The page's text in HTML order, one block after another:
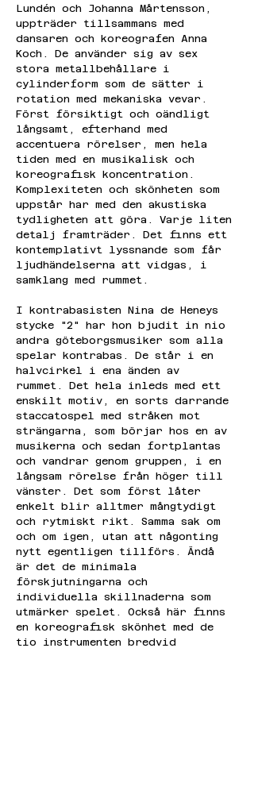
Lundén och Johanna Mårtensson,
uppträder tillsammans med
dansaren och koreografen Anna
Koch. De använder sig av sex
stora metallbehållare i
cylinderform som de sätter i
rotation med mekaniska vevar.
Först försiktigt och oändligt
långsamt, efterhand med
accentuera rörelser, men hela
tiden med en musikalisk och
koreografisk koncentration.
Komplexiteten och skönheten som
uppstår har med den akustiska
tydligheten att göra. Varje liten
detalj framträder. Det finns ett
kontemplativt lyssnande som får
ljudhändelserna att vidgas, i
samklang med rummet.
I kontrabasisten Nina de Heneys
stycke "2" har hon bjudit in nio
andra göteborgsmusiker som alla
spelar kontrabas. De står i en
halvcirkel i ena änden av
rummet. Det hela inleds med ett
enskilt motiv, en sorts darrande
staccatospel med stråken mot
strängarna, som börjar hos en av
musikerna och sedan fortplantas
och vandrar genom gruppen, i en
långsam rörelse från höger till
vänster. Det som först låter
enkelt blir alltmer mångtydigt
och rytmiskt rikt. Samma sak om
och om igen, utan att någonting
nytt egentligen tillförs. Ändå
är det de minimala
förskjutningarna och
individuella skillnaderna som
utmärker spelet. Också här finns
en koreografisk skönhet med de
tio instrumenten bredvid